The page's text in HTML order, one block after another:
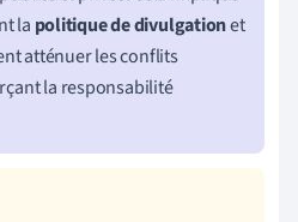
la politique de divulgationet
atténuer les conflits
la responsabilité